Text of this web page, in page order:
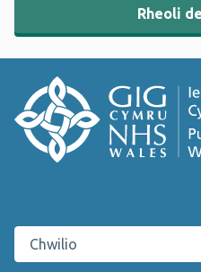
Rheoli
Chwilio gwefan Iechyd